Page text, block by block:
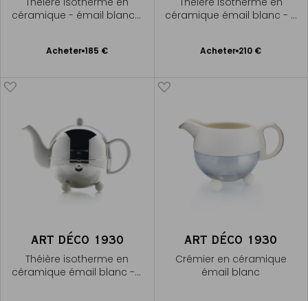
céramique - émail blanc -
Acheter 185 €
Ajouter
céramique émail blanc - 5
Acheter 210 €
Ajouter
ART DÉCO 1930
Théière isotherme en
céramique émail blanc - 7
ART DÉCO 1930
Crémier en céramique
émail blanc